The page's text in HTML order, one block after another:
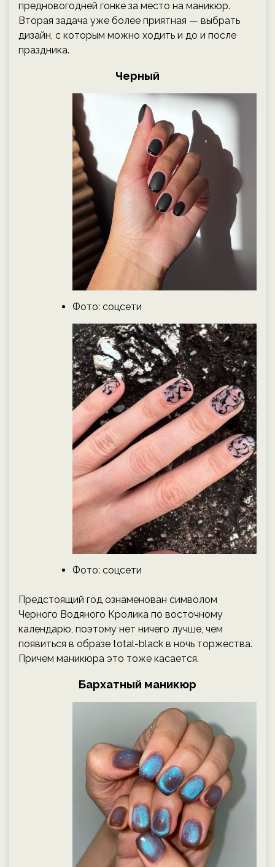
предновогодней гонке за место на маникюр.
Вторая задача уже более приятная — выбрать
дизайн, с которым можно ходить и до и после
праздника.
Черный
Фото: соцсети
Фото: соцсети
Предстоящий год ознаменован символом
Черного Водяного Кролика по восточному
календарю, поэтому нет ничего лучше, чем
появиться в образе total-black в ночь торжества.
Причем маникюра это тоже касается.
Бархатный маникюр